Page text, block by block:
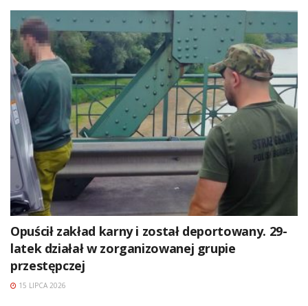
Opuścił zakład karny i został deportowany. 29-
latek działał w zorganizowanej grupie
przestępczej
15 LIPCA 2026